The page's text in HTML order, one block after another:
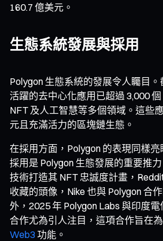
160.7 億美元。
生態系統發展與採用
Polygon 生態系統的發展令人矚目
活躍的去中心化應用已超過 3,000
NFT 及人工智慧等多個領域。這些
元且充滿活力的區塊鏈生態。
在採用方面，Polygon 的表現同樣
採用是 Polygon 生態發展的重要推
技術打造其 NFT 忠誠度計畫，
收藏的頭像，Nike 也與 Polygon 合
外，2025 年 Polygon Labs 與印度
合作尤為引人注目，這項合作旨在
Web3 功能。